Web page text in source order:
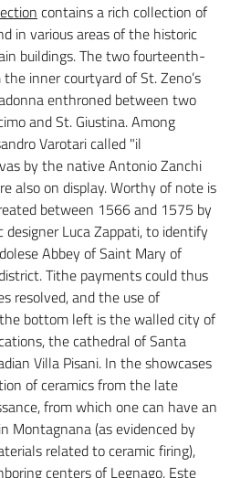
contains a rich collection of
in various areas of the historic
buildings. The two fourteenth-
inner courtyard of St. Zeno’s
enthroned between two
and St. Giustina. Among
Varotari called "il
by the native Antonio Zanchi
also on display. Worthy of note is
between 1566 and 1575 by
Luca Zappati, to identify
Abbey of Saint Mary of
Tithe payments could thus
resolved, and the use of
bottom left is the walled city of
the cathedral of Santa
Villa Pisani. In the showcases
of ceramics from the late
from which one can have an
Montagnana (as evidenced by
related to ceramic firing),
centers of Legnago, Este